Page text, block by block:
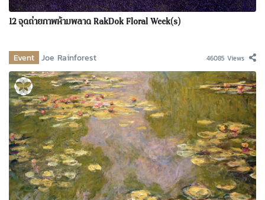
12 จุดถ่ายภาพห้ามพลาด RakDok Floral Week(s)
Event Joe Rainforest 46085 Views